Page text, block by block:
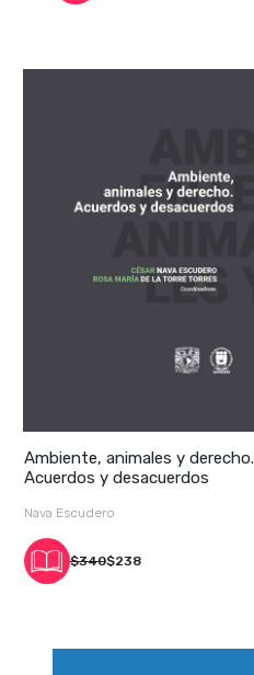
Ambiente, animales y derecho.
Acuerdos y desacuerdos
Nava Escudero
$340$238